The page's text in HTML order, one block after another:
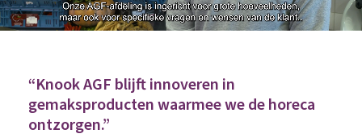
“Knook AGF blijft innoveren in
gemaksproducten waarmee we de horeca
ontzorgen.”